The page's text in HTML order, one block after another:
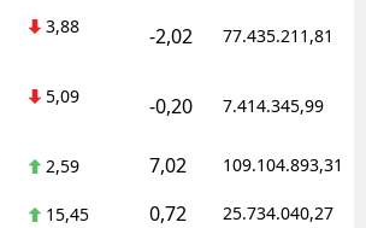
3,88 -2,02 77.435.211,81
5,09 -0,20 7.414.345,99
2,59 7,02 109.104.893,31
15,45 0,72 25.734.040,27